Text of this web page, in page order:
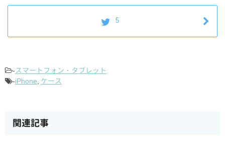
5
-スマートフォン・タブレット
-iPhone, ケース
関連記事